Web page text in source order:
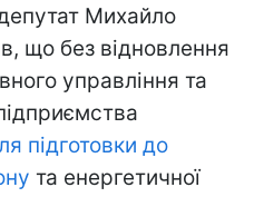
Михайло
що без відновлення
управління та
підготовки до
та енергетичної